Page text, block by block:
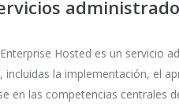
Hosted es un servicio
la implementación, el
en las competencias centrales